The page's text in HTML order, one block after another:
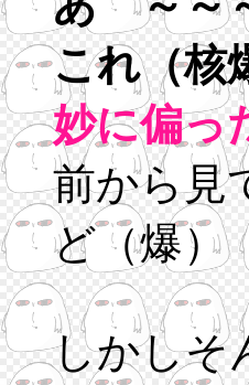
これ（核
妙に偏っ
前から見
ど（爆）
しかしそ